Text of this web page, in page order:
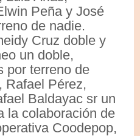
Peña y José
de nadie.
Cruz doble y
un doble,
por terreno de
Rafael Pérez,
Baldayac sr un
colaboración de
Coodepop,